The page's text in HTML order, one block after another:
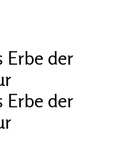
Erbe der
Erbe der